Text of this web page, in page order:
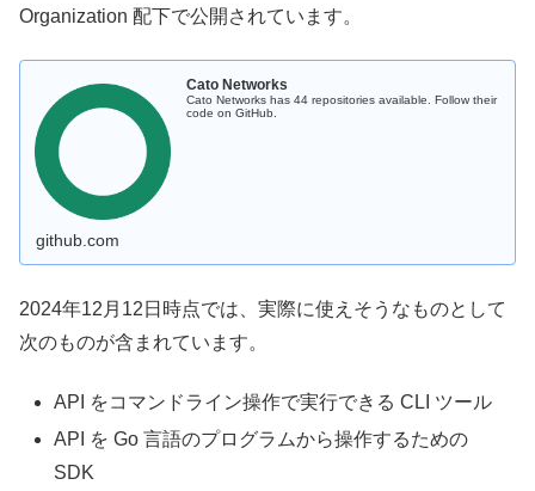
Organization 配下で公開されています。
Cato Networks
Cato Networks has 44 repositories available. Follow their
code on GitHub.
github.com
2024年12月12日時点では、実際に使えそうなものとして
次のものが含まれています。
API をコマンドライン操作で実行できる CLI ツール
API を Go 言語のプログラムから操作するための
SDK